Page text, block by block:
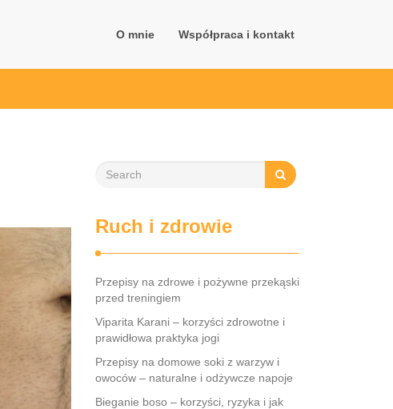
O mnie Współpraca i kontakt
Ruch i zdrowie
Przepisy na zdrowe i pożywne przekąski
przed treningiem
Viparita Karani – korzyści zdrowotne i
prawidłowa praktyka jogi
Przepisy na domowe soki z warzyw i
owoców – naturalne i odżywcze napoje
Bieganie boso – korzyści, ryzyka i jak